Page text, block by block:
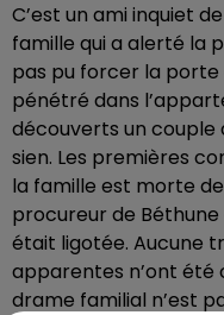
C’est un ami inquiet
famille qui a alerté la
pas pu forcer la
pénétré dans
découverts un couple
sien. Les premières
la famille est morte
procureur de Béthune
était ligotée. Aucune
apparentes n’ont été
drame familial n’est